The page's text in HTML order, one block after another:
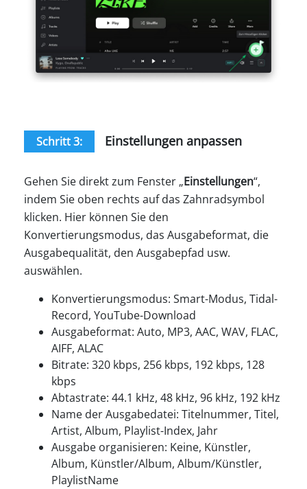
Schritt 3: Einstellungen anpassen
Gehen Sie direkt zum Fenster „Einstellungen“,
indem Sie oben rechts auf das Zahnradsymbol
klicken. Hier können Sie den
Konvertierungsmodus, das Ausgabeformat, die
Ausgabequalität, den Ausgabepfad usw.
auswählen.
Konvertierungsmodus: Smart-Modus, Tidal-
Record, YouTube-Download
Ausgabeformat: Auto, MP3, AAC, WAV, FLAC,
AIFF, ALAC
Bitrate: 320 kbps, 256 kbps, 192 kbps, 128
kbps
Abtastrate: 44.1 kHz, 48 kHz, 96 kHz, 192 kHz
Name der Ausgabedatei: Titelnummer, Titel,
Artist, Album, Playlist-Index, Jahr
Ausgabe organisieren: Keine, Künstler,
Album, Künstler/Album, Album/Künstler,
PlaylistName